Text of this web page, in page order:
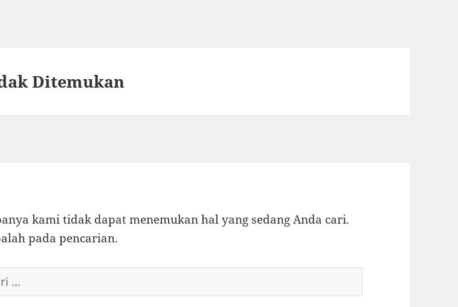
Ditemukan
kami tidak dapat menemukan hal yang sedang Anda cari.
pada pencarian.